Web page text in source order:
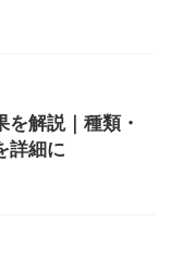
解説｜種類・
詳細に